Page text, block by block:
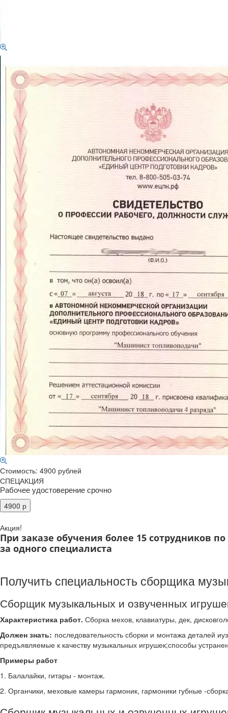
Стоимость: 4900 рублей
СПЕЦАКЦИЯ
Рабочее удостоверение срочно
Акция!
При заказе обучения более 15 сотрудников
за одного специалиста
Получить специальность сборщика
Сборщик музыкальных и озвученных
Характеристика работ. Сборка мехов, клавиатуры, дек,
Должен знать: последовательность сборки и монтажа деталей
предъявляемые к качеству музыкальных игрушек;способы
Примеры работ
1. Балалайки, гитары - монтаж.
2. Органчики, меховые камеры гармоник, гармоники губные -